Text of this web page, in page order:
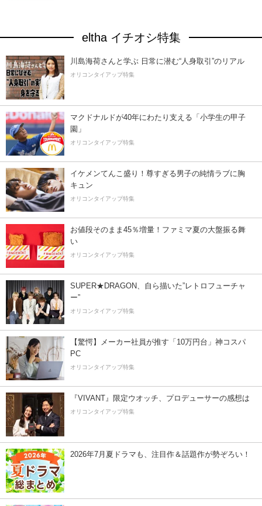
eltha イチオシ特集
川島海荷さんと学ぶ 日常に潜む“人身取引”のリアル
オリコンタイアップ特集
マクドナルドが40年にわたり支える「小学生の甲子
園」
オリコンタイアップ特集
イケメンてんこ盛り！尊すぎる男子の純情ラブに胸
キュン
オリコンタイアップ特集
お値段そのまま45％増量！ファミマ夏の大盤振る舞
い
オリコンタイアップ特集
SUPER★DRAGON、自ら描いた”レトロフューチャ
ー”
オリコンタイアップ特集
【驚愕】メーカー社員が推す「10万円台」神コスパ
PC
オリコンタイアップ特集
『VIVANT』限定ウオッチ、プロデューサーの感想は
オリコンタイアップ特集
2026年7月夏ドラマも、注目作＆話題作が勢ぞろい！